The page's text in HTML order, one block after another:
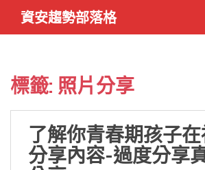
i
資安趨勢部落格
標籤: 照片分享
了解你青春期孩子
分享內容-過度分享